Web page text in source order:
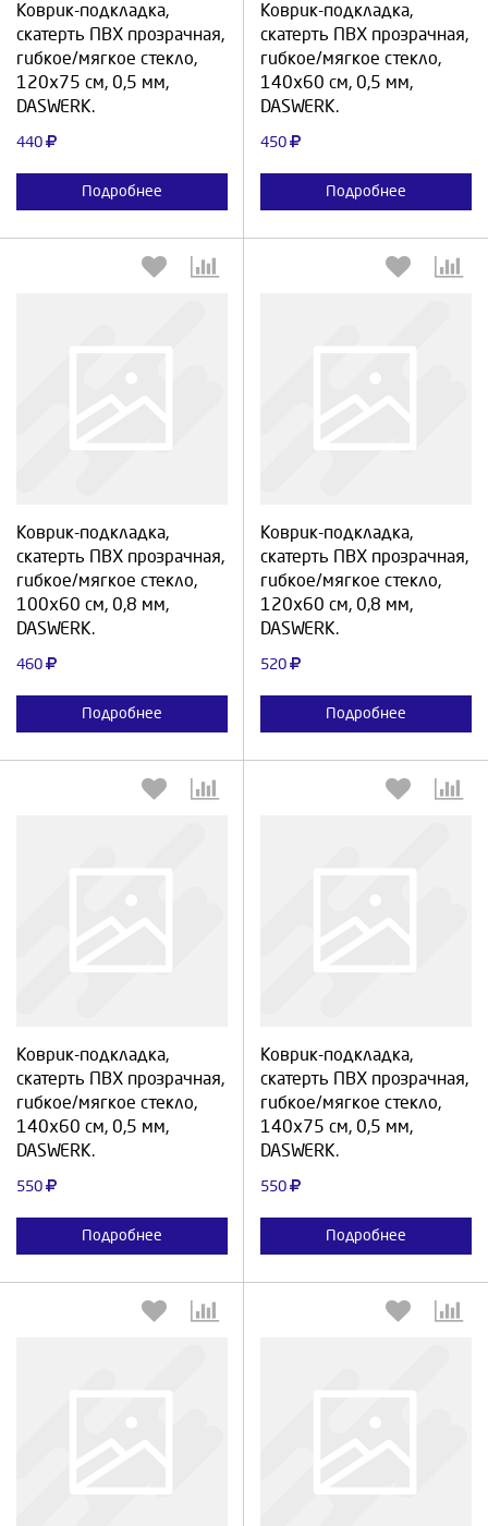
Коврик-подкладка,
скатерть ПВХ прозрачная,
гибкое/мягкое стекло,
120х75 см, 0,5 мм,
DASWERK.
440
Подробнее
Продолжить Отмена
Коврик-подкладка,
скатерть ПВХ прозрачная,
гибкое/мягкое стекло,
140х60 см, 0,5 мм,
DASWERK.
450
Подробнее
Продолжить Отмена
Коврик-подкладка,
скатерть ПВХ прозрачная,
гибкое/мягкое стекло,
100х60 см, 0,8 мм,
DASWERK.
460
Подробнее
Продолжить Отмена
Коврик-подкладка,
скатерть ПВХ прозрачная,
гибкое/мягкое стекло,
120х60 см, 0,8 мм,
DASWERK.
520
Подробнее
Продолжить Отмена
Коврик-подкладка,
скатерть ПВХ прозрачная,
гибкое/мягкое стекло,
140х60 см, 0,5 мм,
DASWERK.
550
Подробнее
Продолжить Отмена
Коврик-подкладка,
скатерть ПВХ прозрачная,
гибкое/мягкое стекло,
140х75 см, 0,5 мм,
DASWERK.
550
Подробнее
Продолжить Отмена